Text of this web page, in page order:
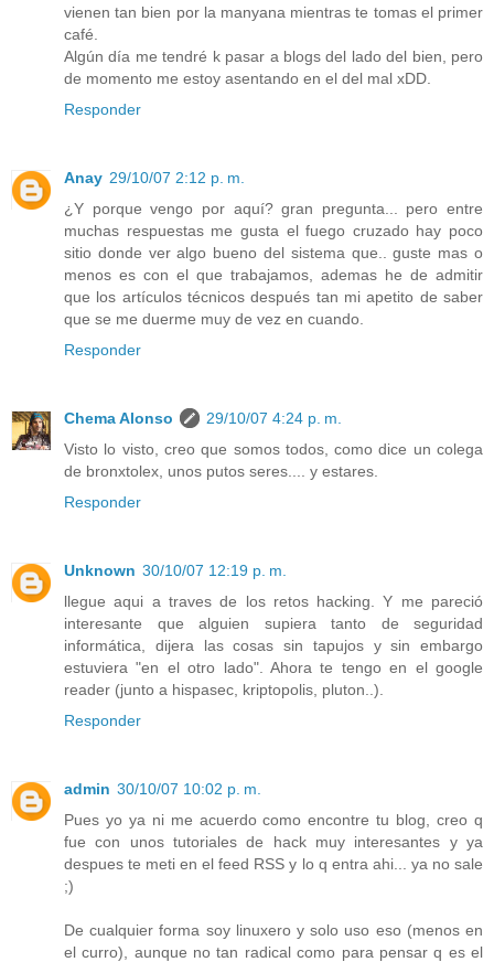
vienen tan bien por la manyana mientras te tomas el primer
café.
Algún día me tendré k pasar a blogs del lado del bien, pero
de momento me estoy asentando en el del mal xDD.
Responder
Anay 29/10/07 2:12 p. m.
¿Y porque vengo por aquí? gran pregunta... pero entre
muchas respuestas me gusta el fuego cruzado hay poco
sitio donde ver algo bueno del sistema que.. guste mas o
menos es con el que trabajamos, ademas he de admitir
que los artículos técnicos después tan mi apetito de saber
que se me duerme muy de vez en cuando.
Responder
Chema Alonso
29/10/07 4:24 p. m.
Visto lo visto, creo que somos todos, como dice un colega
de bronxtolex, unos putos seres.... y estares.
Responder
Unknown 30/10/07 12:19 p. m.
llegue aqui a traves de los retos hacking. Y me pareció
interesante que alguien supiera tanto de seguridad
informática, dijera las cosas sin tapujos y sin embargo
estuviera "en el otro lado". Ahora te tengo en el google
reader (junto a hispasec, kriptopolis, pluton..).
Responder
admin 30/10/07 10:02 p. m.
Pues yo ya ni me acuerdo como encontre tu blog, creo q
fue con unos tutoriales de hack muy interesantes y ya
despues te meti en el feed RSS y lo q entra ahi... ya no sale
;)
De cualquier forma soy linuxero y solo uso eso (menos en
el curro), aunque no tan radical como para pensar q es el